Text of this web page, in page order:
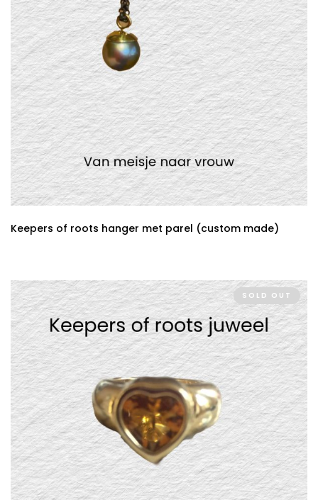
Keepers of roots hanger met parel (custom made)
SOLD OUT